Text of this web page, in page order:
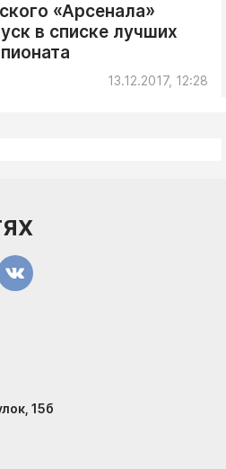
«Арсенала»
в списке лучших
13.12.2017, 12:28
15б